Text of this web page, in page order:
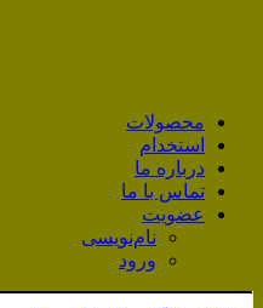
محصولات
استخدام
درباره ما
تماس با ما
عضویت
نام‌نویسی
ورود